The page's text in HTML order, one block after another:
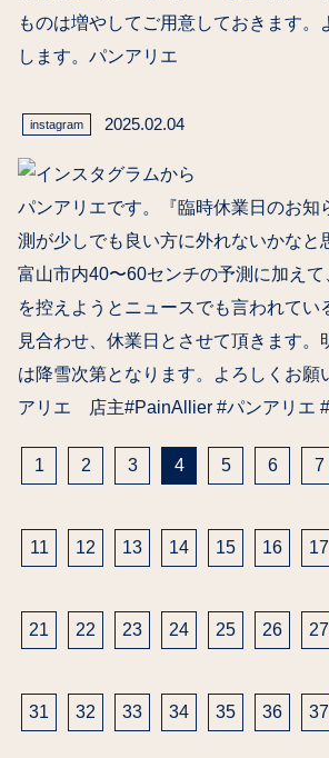
ものは増やしてご用意しておきます。
します。パンアリエ
instagram 2025.02.04
パンアリエです。『臨時休業日のお知
測が少しでも良い方に外れないかなと
富山市内40〜60センチの予測に加え
を控えようとニュースでも言われてい
見合わせ、休業日とさせて頂きます。
は降雪次第となります。よろしくお願
アリエ 店主#PainAllier #パンアリエ
1 2 3 4 5 6 7
11 12 13 14 15 16 17
21 22 23 24 25 26 27
31 32 33 34 35 36 37